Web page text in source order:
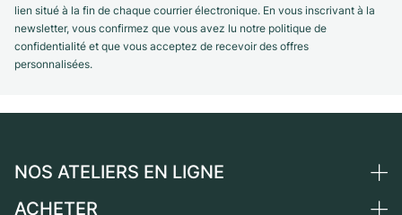
lien situé à la fin de chaque courrier électronique. En vous inscrivant à la
newsletter, vous confirmez que vous avez lu notre politique de
confidentialité et que vous acceptez de recevoir des offres
personnalisées.
NOS ATELIERS EN LIGNE
Allemagne
ACHETER